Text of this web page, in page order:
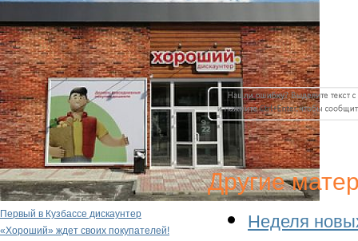
Первый в Кузбассе дискаунтер
«Хороший» ждет своих покупателей!
Другие
Неделя